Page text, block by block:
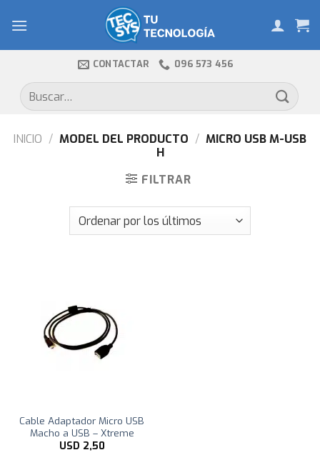
CONTACTAR 096 573 456
Buscar
por:
INICIO / MODEL DEL PRODUCTO / MICRO USB M-USB
H
FILTRAR
Cable Adaptador Micro USB
Macho a USB – Xtreme
USD 2,50